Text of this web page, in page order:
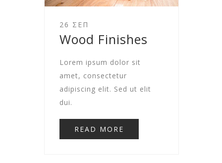
26 ΣΕΠ
Wood Finishes
Lorem ipsum dolor sit
amet, consectetur
adipiscing elit. Sed ut elit
dui.
READ MORE